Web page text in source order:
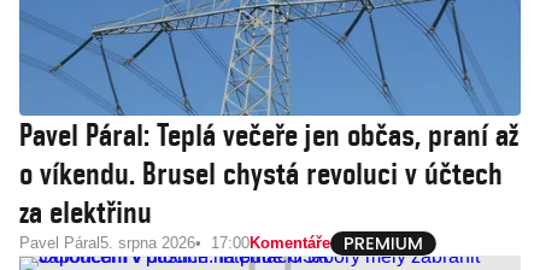
Pavel Páral: Teplá večeře jen občas, praní až
o víkendu. Brusel chystá revoluci v účtech
za elektřinu
Pavel Páral 5. srpna 2026 17:00Komentáře